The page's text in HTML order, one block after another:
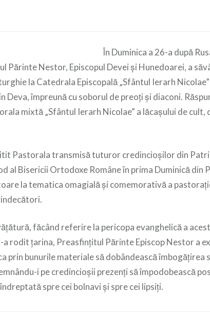
În Duminica a 26-a după
Părinte Nestor, Episcopul Devei și Hunedoarei, a
la Catedrala Episcopală „Sfântul Ierarh
Deva, împreună cu soborul de preoți și diaconi.
mixtă „Sfântul Ierarh Nicolae” a lăcașului de
Pastorala transmisă tuturor credincioșilor din
al Bisericii Ortodoxe Române în prima Duminică din
la tematica omagială și comemorativă a
făcând referire la pericopa evanghelică a
a rodit țarina, Preasfințitul Părinte Episcop Nestor a
prin bunurile materiale să dobândească îmbogățirea
i pe credincioșii prezenți să împodobească
spre cei bolnavi și spre cei lipsiți.